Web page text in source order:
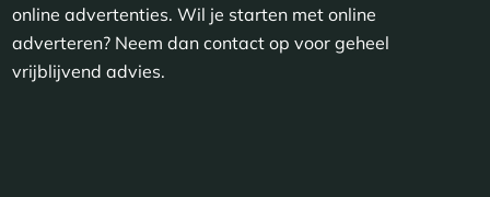
online advertenties. Wil je starten met online
adverteren? Neem dan contact op voor geheel
vrijblijvend advies.